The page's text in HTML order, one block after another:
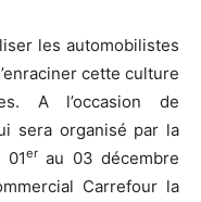
les automobilistes
cette culture
A l’occasion de
sera organisé par la
01erau 03 décembre
Carrefour la